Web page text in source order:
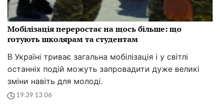
Мобілізація переростає на щось більше: що
готують школярам та студентам
В Україні триває загальна мобілізація і у світлі
останніх подій можуть запровадити дуже великі
зміни навіть для молоді.
19:39 13.06